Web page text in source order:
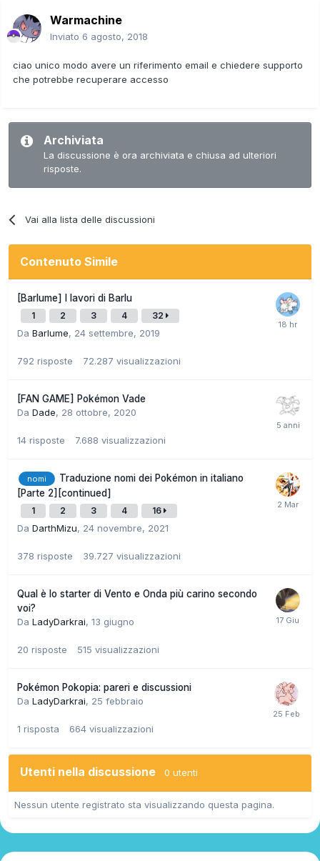
Warmachine
Inviato 6 agosto, 2018
ciao unico modo avere un riferimento email e chiedere supporto
che potrebbe recuperare accesso
Archiviata
La discussione è ora archiviata e chiusa ad ulteriori
risposte.
Vai alla lista delle discussioni
Contenuto Simile
[Barlume] I lavori di Barlu
1 2 3 4 32
Da Barlume, 24 settembre, 2019
792 risposte 72.287 visualizzazioni
[FAN GAME] Pokémon Vade
Da Dade, 28 ottobre, 2020
14 risposte 7.688 visualizzazioni
nomi
Traduzione nomi dei Pokémon in italiano
[Parte 2][continued]
1 2 3 4 16
Da DarthMizu, 24 novembre, 2021
378 risposte 39.727 visualizzazioni
Qual è lo starter di Vento e Onda più carino secondo
voi?
Da LadyDarkrai, 13 giugno
20 risposte 515 visualizzazioni
Pokémon Pokopia: pareri e discussioni
Da LadyDarkrai, 25 febbraio
1 risposta 664 visualizzazioni
Utenti nella discussione 0 utenti
Nessun utente registrato sta visualizzando questa pagina.